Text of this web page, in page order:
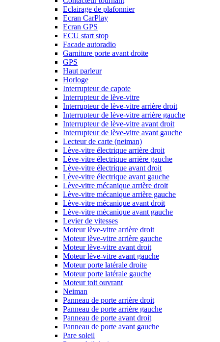
Eclairage de plafonnier
Ecran CarPlay
Ecran GPS
ECU start stop
Facade autoradio
Garniture porte avant droite
GPS
Haut parleur
Horloge
Interrupteur de capote
Interrupteur de lève-vitre
Interrupteur de lève-vitre arrière droit
Interrupteur de lève-vitre arrière gauche
Interrupteur de lève-vitre avant droit
Interrupteur de lève-vitre avant gauche
Lecteur de carte (neiman)
Lève-vitre électrique arrière droit
Lève-vitre électrique arrière gauche
Lève-vitre électrique avant droit
Lève-vitre électrique avant gauche
Lève-vitre mécanique arrière droit
Lève-vitre mécanique arrière gauche
Lève-vitre mécanique avant droit
Lève-vitre mécanique avant gauche
Levier de vitesses
Moteur lève-vitre arrière droit
Moteur lève-vitre arrière gauche
Moteur lève-vitre avant droit
Moteur lève-vitre avant gauche
Moteur porte latérale droite
Moteur porte latérale gauche
Moteur toit ouvrant
Neiman
Panneau de porte arrière droit
Panneau de porte arrière gauche
Panneau de porte avant droit
Panneau de porte avant gauche
Pare soleil